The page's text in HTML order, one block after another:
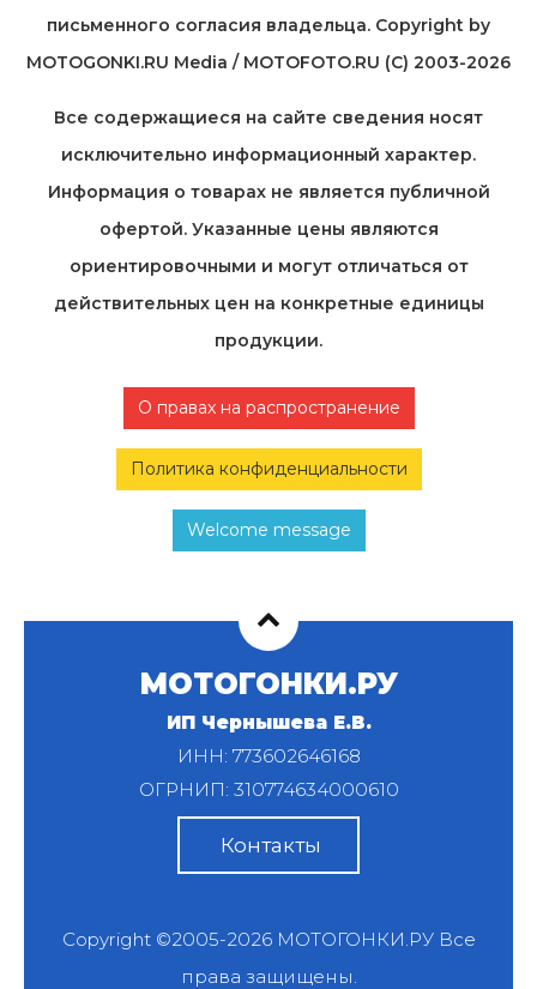
письменного согласия владельца. Copyright by
MOTOGONKI.RU Media / MOTOFOTO.RU (C) 2003-2026
Все содержащиеся на cайте сведения носят
исключительно информационный характер.
Информация о товарах не является публичной
офертой. Указанные цены являются
ориентировочными и могут отличаться от
действительных цен на конкретные единицы
продукции.
О правах на распространение
Политика конфиденциальности
Welcome message
МОТОГОНКИ.РУ
ИП Чернышева Е.В.
ИНН: 773602646168
ОГРНИП: 310774634000610
Контакты
Copyright ©2005-2026 МОТОГОНКИ.РУВсе
права защищены.